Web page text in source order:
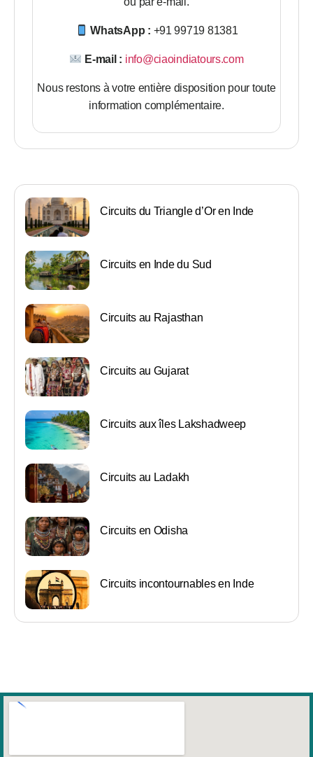
WhatsApp : +91 99719 81381
E-mail : info@ciaoindiatours.com
Nous restons à votre entière disposition pour toute
information complémentaire.
Circuits du Triangle d’Or en Inde
Circuits en Inde du Sud
Circuits au Rajasthan
Circuits au Gujarat
Circuits aux îles Lakshadweep
Circuits au Ladakh
Circuits en Odisha
Circuits incontournables en Inde